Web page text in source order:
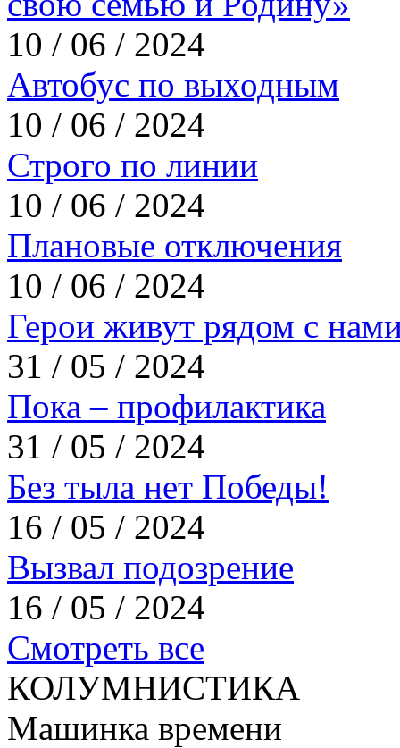
10 / 06 / 2024
Автобус по выходным
10 / 06 / 2024
Строго по линии
10 / 06 / 2024
Плановые отключения
10 / 06 / 2024
Герои живут рядом с
31 / 05 / 2024
Пока – профилактика
31 / 05 / 2024
Без тыла нет Победы!
16 / 05 / 2024
Вызвал подозрение
16 / 05 / 2024
Смотреть все
КОЛУМНИСТИКА
Машинка времени